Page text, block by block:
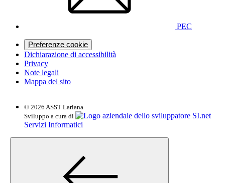
PEC
Preferenze cookie
Dichiarazione di accessibilità
Privacy
Note legali
Mappa del sito
© 2026 ASST Lariana
Sviluppo a cura di
SI.net
Servizi Informatici